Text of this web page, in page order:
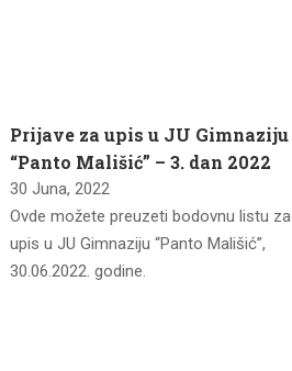
Prijave za upis u JU Gimnaziju
“Panto Mališić” – 3. dan 2022
30 Juna, 2022
Ovde možete preuzeti bodovnu listu za
upis u JU Gimnaziju “Panto Mališić”,
30.06.2022. godine.